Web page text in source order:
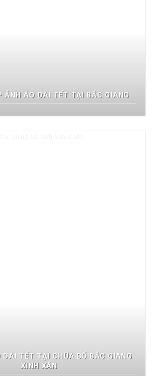
ẢNH ÁO DÀI TẾT TẠI BẮC GIANG
DÀI TẾT TẠI CHÙA BỔ BẮC GIANG
XINH XẮN